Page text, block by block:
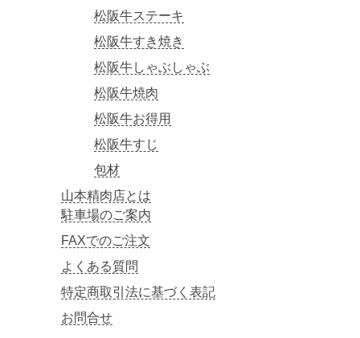
松阪牛ステーキ
松阪牛すき焼き
松阪牛しゃぶしゃぶ
松阪牛焼肉
松阪牛お得用
松阪牛すじ
包材
山本精肉店とは
駐車場のご案内
FAXでのご注文
よくある質問
特定商取引法に基づく表記
お問合せ